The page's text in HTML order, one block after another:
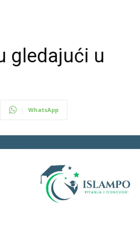
gledajući u
WhatsApp